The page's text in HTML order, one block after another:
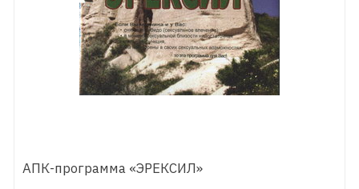
АПК-программа «ЭРЕКСИЛ»